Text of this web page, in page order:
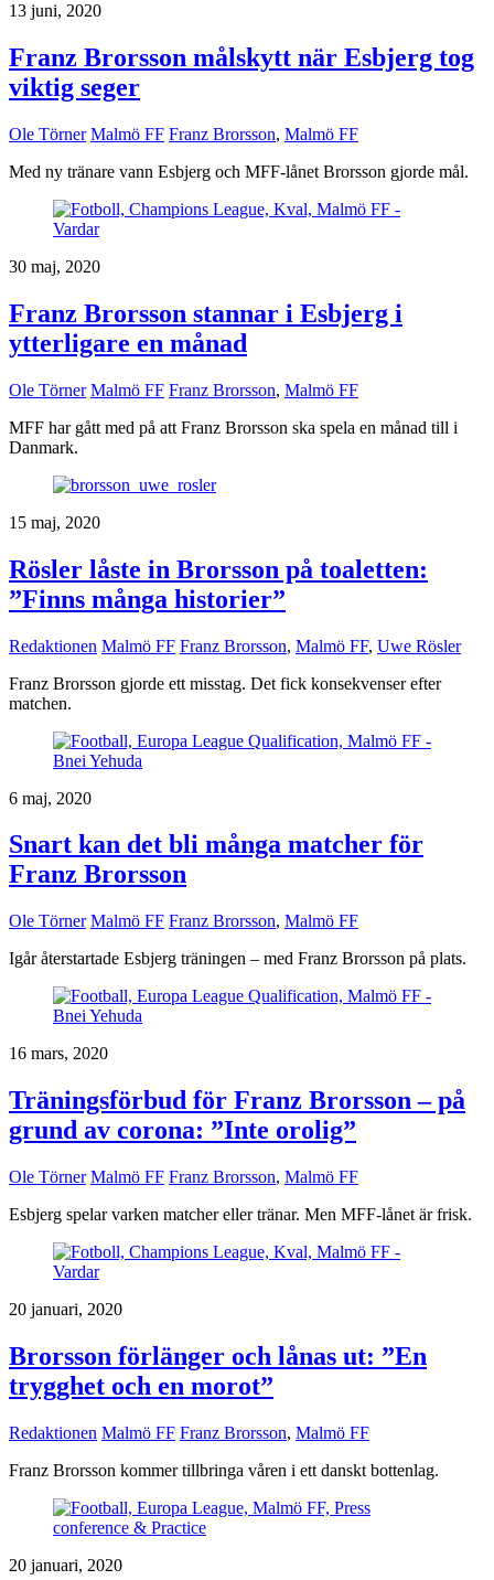
13 juni, 2020
Franz Brorsson målskytt när Esbjerg tog
viktig seger
Ole Törner Malmö FF Franz Brorsson, Malmö FF
Med ny tränare vann Esbjerg och MFF-lånet Brorsson gjorde mål.
30 maj, 2020
Franz Brorsson stannar i Esbjerg i
ytterligare en månad
Ole Törner Malmö FF Franz Brorsson, Malmö FF
MFF har gått med på att Franz Brorsson ska spela en månad till i
Danmark.
15 maj, 2020
Rösler låste in Brorsson på toaletten:
”Finns många historier”
Redaktionen Malmö FF Franz Brorsson, Malmö FF, Uwe Rösler
Franz Brorsson gjorde ett misstag. Det fick konsekvenser efter
matchen.
6 maj, 2020
Snart kan det bli många matcher för
Franz Brorsson
Ole Törner Malmö FF Franz Brorsson, Malmö FF
Igår återstartade Esbjerg träningen – med Franz Brorsson på plats.
16 mars, 2020
Träningsförbud för Franz Brorsson – på
grund av corona: ”Inte orolig”
Ole Törner Malmö FF Franz Brorsson, Malmö FF
Esbjerg spelar varken matcher eller tränar. Men MFF-lånet är frisk.
20 januari, 2020
Brorsson förlänger och lånas ut: ”En
trygghet och en morot”
Redaktionen Malmö FF Franz Brorsson, Malmö FF
Franz Brorsson kommer tillbringa våren i ett danskt bottenlag.
20 januari, 2020